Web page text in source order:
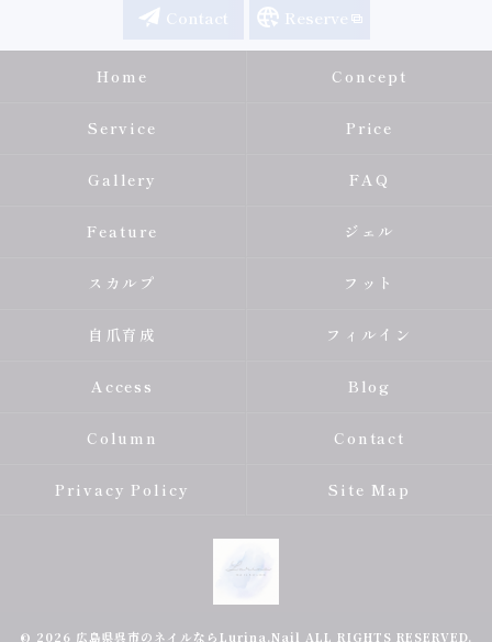
Contact Reserve
Home Concept
Service Price
Gallery FAQ
Feature ジェル
スカルプ フット
自爪育成 フィルイン
Access Blog
Column Contact
Privacy Policy Site Map
© 2026 広島県呉市のネイルならLurina.Nail ALL RIGHTS RESERVED.